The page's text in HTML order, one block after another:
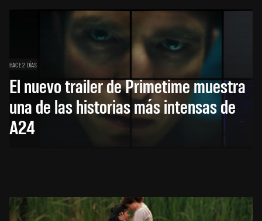
HACE 2 DÍAS
El nuevo trailer de Primetime muestra
una de las historias más intensas de
A24